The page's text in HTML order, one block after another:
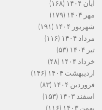
آبان ۱۴۰۴
(۱۶۸)
مهر ۱۴۰۴
(۱۷۹)
شهریور ۱۴۰۴
(۱۹۱)
مرداد ۱۴۰۴
(۱۱۶)
تیر ۱۴۰۴
(۵۳)
خرداد ۱۴۰۴
(۴۸)
اردیبهشت ۱۴۰۴
(۱۴۶)
فروردین ۱۴۰۴
(۸۳)
اسفند ۱۴۰۳
(۱۵۳)
بهمن ۱۴۰۳
(۱۱۶)